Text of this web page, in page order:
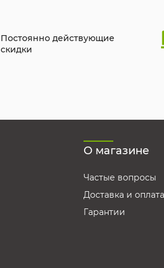
Постоянно действующие
скидки
О магазине
Частые вопросы
Доставка и оплата
Гарантии